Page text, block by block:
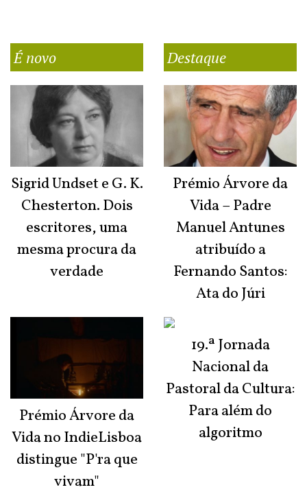
É novo
Sigrid Undset e G. K.
Chesterton. Dois
escritores, uma
mesma procura da
verdade
Prémio Árvore da
Vida no IndieLisboa
distingue "P'ra que
vivam"
Destaque
Prémio Árvore da
Vida – Padre
Manuel Antunes
atribuído a
Fernando Santos:
Ata do Júri
19.ª Jornada
Nacional da
Pastoral da Cultura:
Para além do
algoritmo